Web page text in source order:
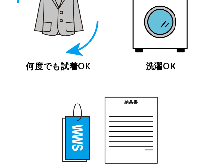
何度でも試着OK 洗濯OK